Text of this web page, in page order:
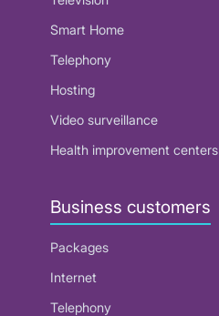
Smart Home
Telephony
Hosting
Video surveillance
Health improvement centers
Business customers
Packages
Internet
Telephony